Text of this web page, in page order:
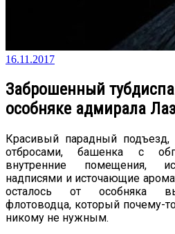
16.11.2017
Заброшенный
особняке адмирала
Красивый парадный
отбросами, башенка с
внутренние помещения,
надписями и источающие
осталось от особняка
флотоводца, который почему-
никому не нужным.